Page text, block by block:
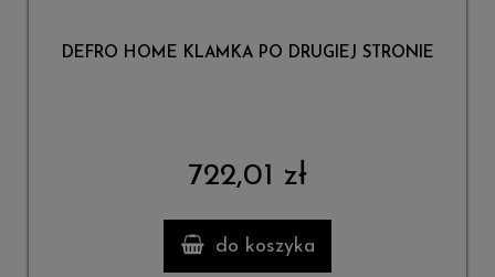
DEFRO HOME KLAMKA PO DRUGIEJ STRONIE
722,01 zł
do koszyka